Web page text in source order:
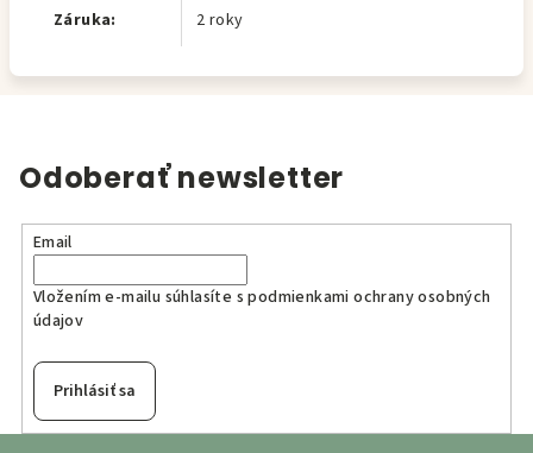
Záruka: 2 roky
Odoberať newsletter
Email
Vložením e-mailu súhlasíte spodmienkami ochrany osobných
údajov
Prihlásiť sa